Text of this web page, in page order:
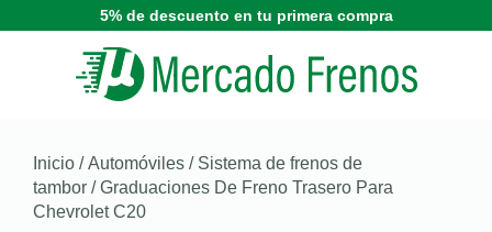
5% de descuento en tu primera compra
Inicio /Automóviles / Sistema de frenos de
tambor / Graduaciones De Freno Trasero Para
Chevrolet C20